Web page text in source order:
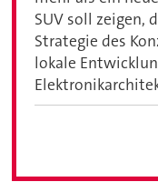
SUV soll zeigen,
Strategie des
lokale